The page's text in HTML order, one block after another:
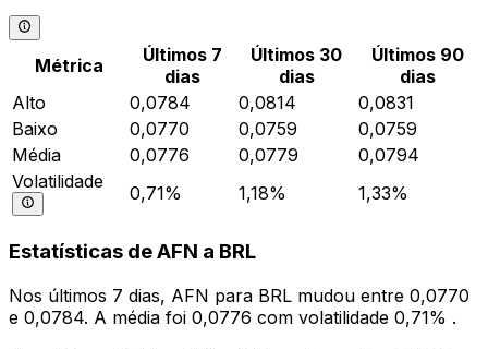
Métrica
Últimos 7
dias
Últimos 30
dias
Últimos 90
dias
Alto
0,0784 0,0814
0,0831
Baixo
0,0770 0,0759
0,0759
Média
0,0776 0,0779
0,0794
Volatilidade
0,71% 1,18% 1,33%
Estatísticas de AFN a BRL
Nos últimos 7 dias, AFN para BRL mudou entre 0,0770
e 0,0784. A média foi 0,0776 com volatilidade 0,71% .